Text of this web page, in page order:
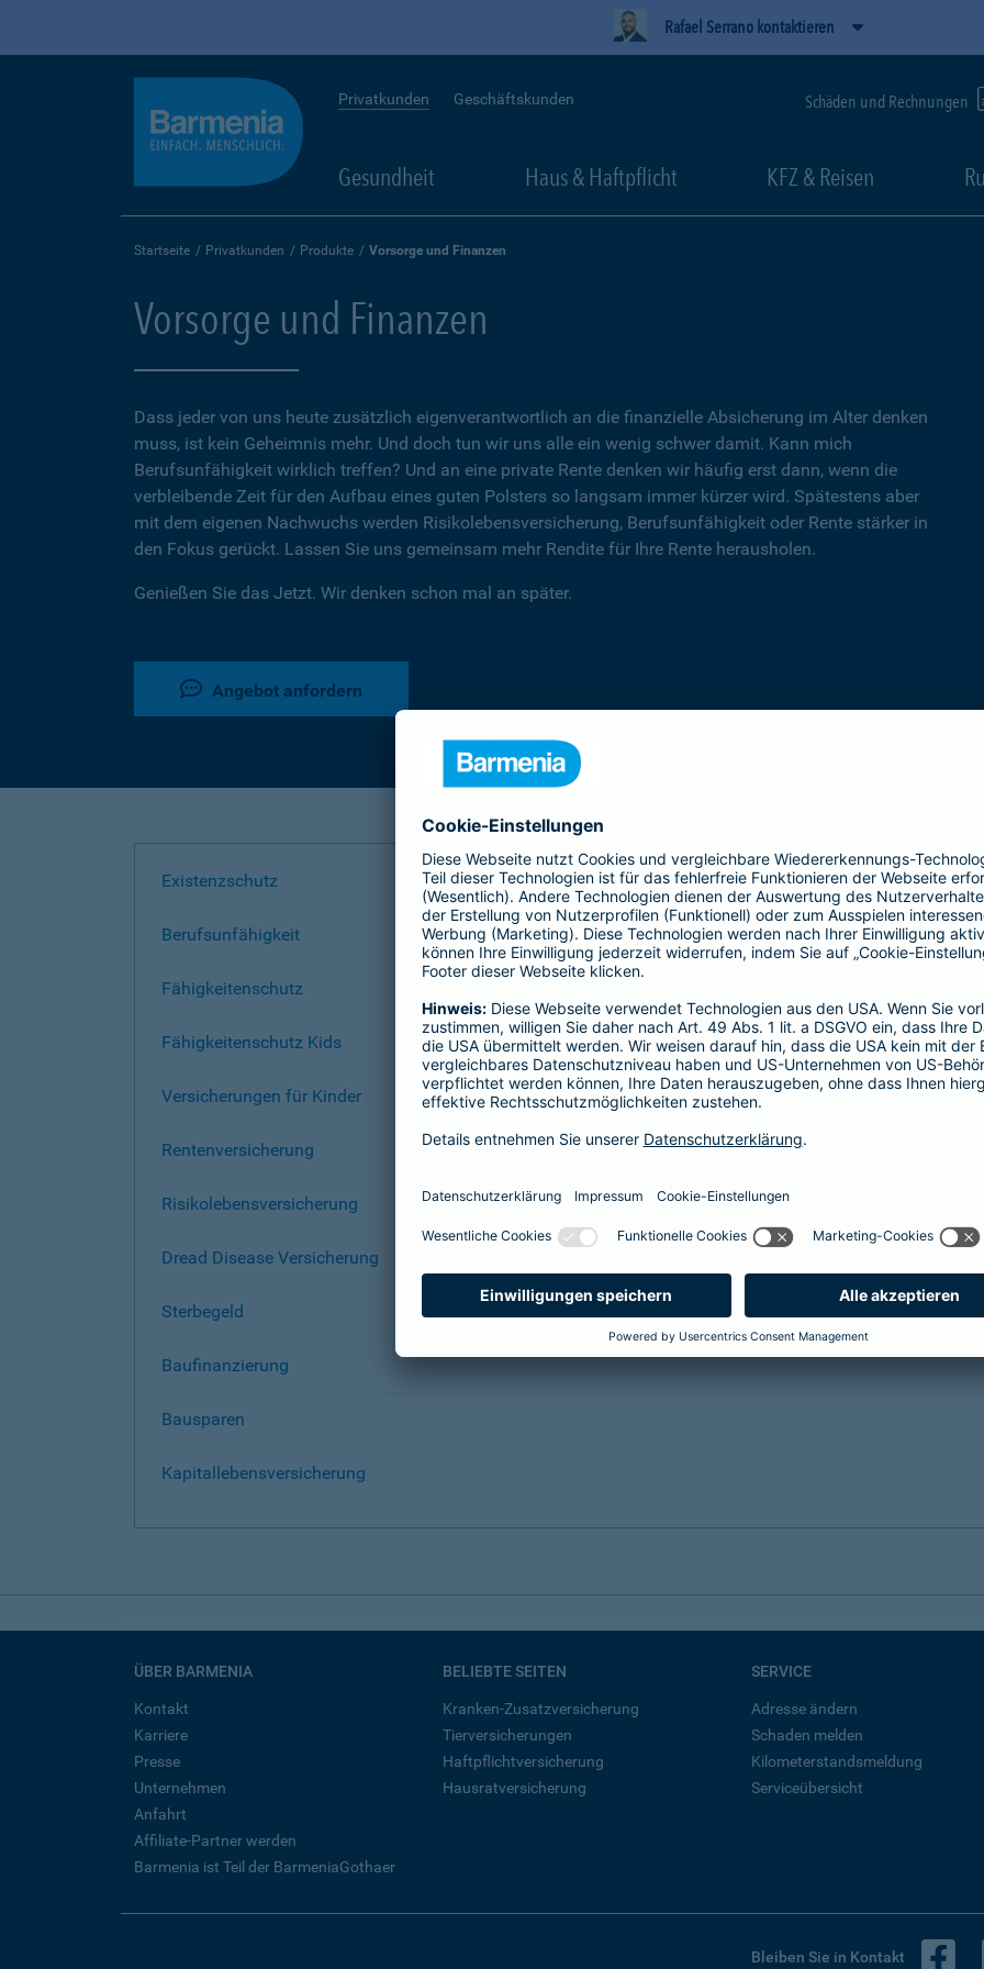
Rafael Serrano kontaktieren
Privatkunden Geschäftskunden Schäden und Rechnungen
Gesundheit Haus & Haftpflicht KFZ & Reisen
Startseite Privatkunden Produkte Vorsorge und Finanzen
Vorsorge und Finanzen
Dass jeder von uns heute zusätzlich eigenverantwortlich an die finanzielle Absicherung im Alter denken
muss, ist kein Geheimnis mehr. Und doch tun wir uns alle ein wenig schwer damit. Kann mich
Berufsunfähigkeit wirklich treffen? Und an eine private Rente denken wir häufig erst dann, wenn die
verbleibende Zeit für den Aufbau eines guten Polsters so langsam immer kürzer wird. Spätestens aber
mit dem eigenen Nachwuchs werden Risikolebensversicherung, Berufsunfähigkeit oder Rente stärker in
den Fokus gerückt. Lassen Sie uns gemeinsam mehr Rendite für Ihre Rente herausholen.
Genießen Sie das Jetzt. Wir denken schon mal an später.
Angebot anfordern
Existenzschutz
Berufsunfähigkeit
Fähigkeitenschutz
Fähigkeitenschutz Kids
Versicherungen für Kinder
Rentenversicherung
Risikolebensversicherung
Dread Disease Versicherung
Sterbegeld
Baufinanzierung
Bausparen
Kapitallebensversicherung
ÜBER BARMENIA
Kontakt
Karriere
Presse
Unternehmen
Anfahrt
Affiliate-Partner werden
Barmenia ist Teil der BarmeniaGothaer
BELIEBTE SEITEN
Kranken-Zusatzversicherung
Tierversicherungen
Haftpflichtversicherung
Hausratversicherung
SERVICE
Adresse ändern
Schaden melden
Kilometerstandsmeldung
Serviceübersicht
Bleiben Sie in Kontakt